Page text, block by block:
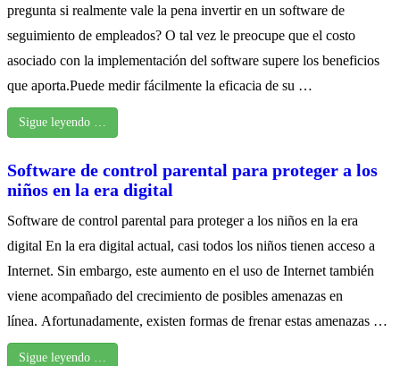
pregunta si realmente vale la pena invertir en un software de
seguimiento de empleados? O tal vez le preocupe que el costo
asociado con la implementación del software supere los beneficios
que aporta.Puede medir fácilmente la eficacia de su …
Sigue leyendo …
Software de control parental para proteger a los
niños en la era digital
Software de control parental para proteger a los niños en la era
digital En la era digital actual, casi todos los niños tienen acceso a
Internet. Sin embargo, este aumento en el uso de Internet también
viene acompañado del crecimiento de posibles amenazas en
línea. Afortunadamente, existen formas de frenar estas amenazas …
Sigue leyendo …